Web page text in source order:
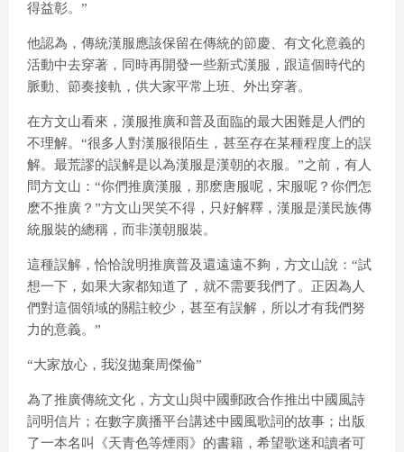
得益彰。”
他認為，傳統漢服應該保留在傳統的節慶、有文化意義的
活動中去穿著，同時再開發一些新式漢服，跟這個時代的
脈動、節奏接軌，供大家平常上班、外出穿著。
在方文山看來，漢服推廣和普及面臨的最大困難是人們的
不理解。“很多人對漢服很陌生，甚至存在某種程度上的誤
解。最荒謬的誤解是以為漢服是漢朝的衣服。”之前，有人
問方文山：“你們推廣漢服，那麽唐服呢，宋服呢？你們怎
麽不推廣？”方文山哭笑不得，只好解釋，漢服是漢民族傳
統服裝的總稱，而非漢朝服裝。
這種誤解，恰恰說明推廣普及還遠遠不夠，方文山說：“試
想一下，如果大家都知道了，就不需要我們了。正因為人
們對這個領域的關註較少，甚至有誤解，所以才有我們努
力的意義。”
“大家放心，我沒拋棄周傑倫”
為了推廣傳統文化，方文山與中國郵政合作推出中國風詩
詞明信片；在數字廣播平台講述中國風歌詞的故事；出版
了一本名叫《天青色等煙雨》的書籍，希望歌迷和讀者可